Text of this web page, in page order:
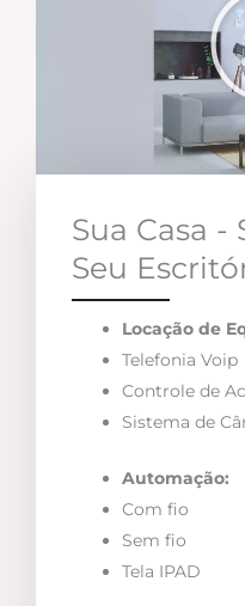
Sua Casa -
Seu
Locação de
Telefonia Voip
Controle de
Sistema de
Automação:
Com fio
Sem fio
Tela IPAD